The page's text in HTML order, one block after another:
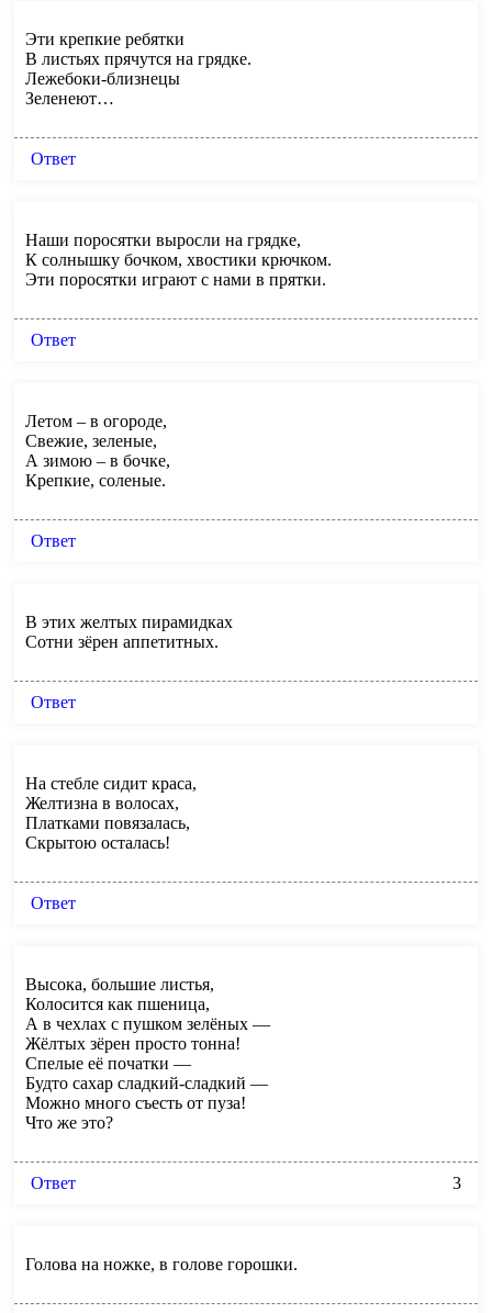
Эти крепкие ребятки
В листьях прячутся на грядке.
Лежебоки-близнецы
Зеленеют…
Ответ
Наши поросятки выросли на грядке,
К солнышку бочком, хвостики крючком.
Эти поросятки играют с нами в прятки.
Ответ
Летом – в огороде,
Свежие, зеленые,
А зимою – в бочке,
Крепкие, соленые.
Ответ
В этих желтых пирамидках
Сотни зёрен аппетитных.
Ответ
На стебле сидит краса,
Желтизна в волосах,
Платками повязалась,
Скрытою осталась!
Ответ
Высока, большие листья,
Колосится как пшеница,
А в чехлах с пушком зелёных —
Жёлтых зёрен просто тонна!
Спелые её початки —
Будто сахар сладкий-сладкий —
Можно много съесть от пуза!
Что же это?
Ответ 3
Голова на ножке, в голове горошки.